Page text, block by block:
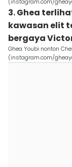
3. Ghea
kawasan elit
bergaya
Ghea Youbi nonton
(instagram.com/